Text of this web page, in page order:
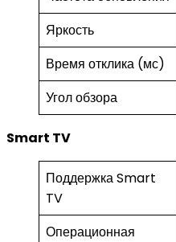
Яркость
Время отклика (мс)
Угол обзора
Smart TV
Поддержка Smart
TV
Операционная